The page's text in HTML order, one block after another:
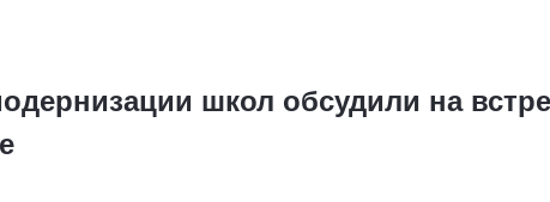
школ обсудили на